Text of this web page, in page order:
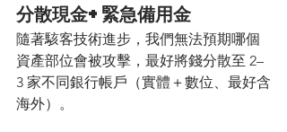
分散現金+緊急備用金
隨著駭客技術進步，我們無法預期哪個
資產部位會被攻擊，最好將錢分散至 2–
3 家不同銀行帳戶（實體＋數位、最好含
海外）。